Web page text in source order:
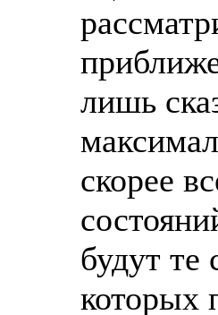
лишь
скорее
будут те
которых